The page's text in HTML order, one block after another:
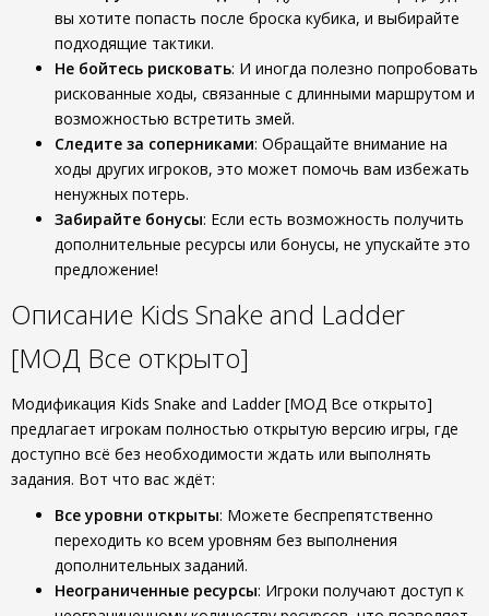
вы хотите попасть после броска кубика, и выбирайте
подходящие тактики.
Не бойтесь рисковать: И иногда полезно попробовать
рискованные ходы, связанные с длинными маршрутом и
возможностью встретить змей.
Следите за соперниками: Обращайте внимание на
ходы других игроков, это может помочь вам избежать
ненужных потерь.
Забирайте бонусы: Если есть возможность получить
дополнительные ресурсы или бонусы, не упускайте это
предложение!
Описание Kids Snake and Ladder
[МОД Все открыто]
Модификация Kids Snake and Ladder [МОД Все открыто]
предлагает игрокам полностью открытую версию игры, где
доступно всё без необходимости ждать или выполнять
задания. Вот что вас ждёт:
Все уровни открыты: Можете беспрепятственно
переходить ко всем уровням без выполнения
дополнительных заданий.
Неограниченные ресурсы: Игроки получают доступ к